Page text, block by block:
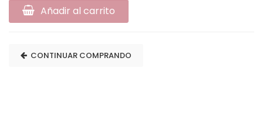
Añadir al carrito
CONTINUAR COMPRANDO